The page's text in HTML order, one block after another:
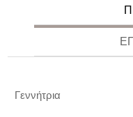
Γεννήτρια